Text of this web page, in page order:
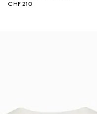
CHF 210